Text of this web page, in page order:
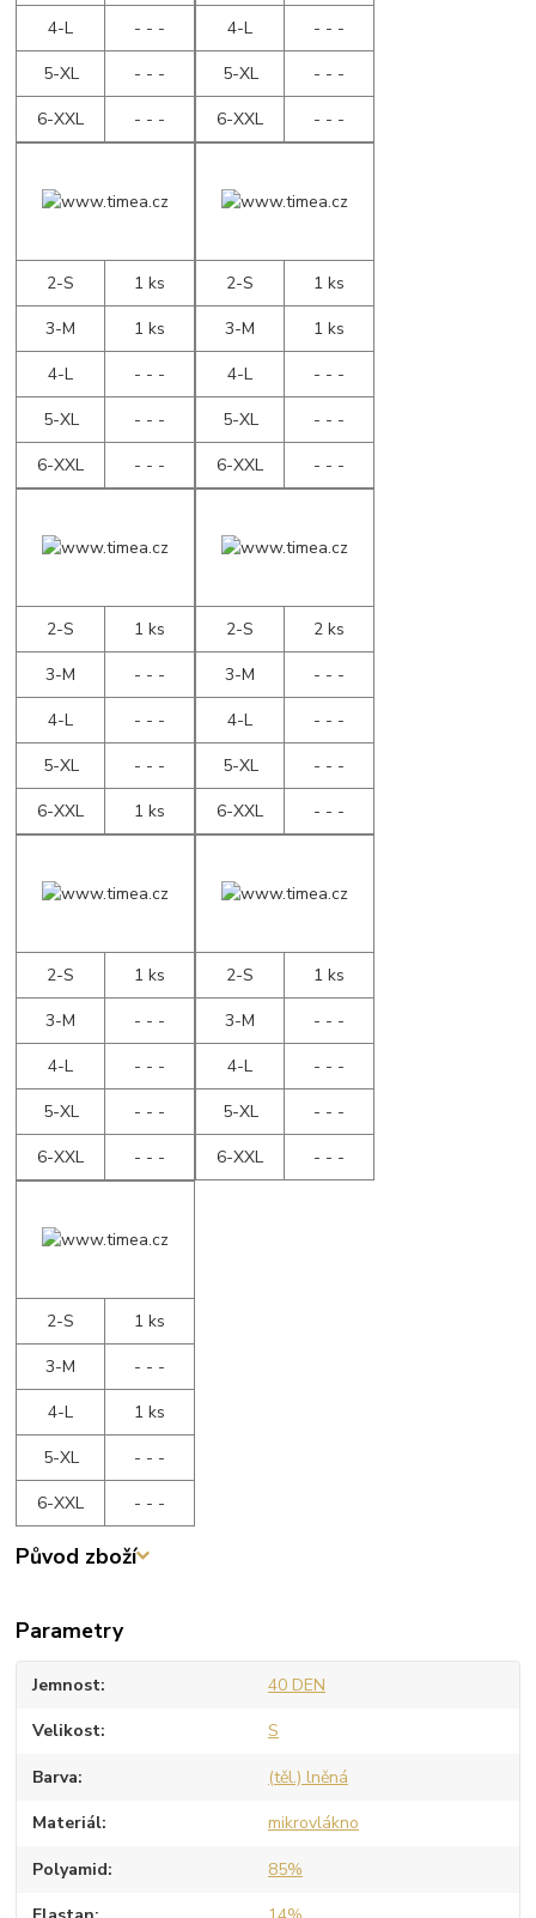
4-L
- - -
5-XL
- - -
6-XXL
- - -
4-L
- - -
5-XL
- - -
6-XXL
- - -
2-S
1 ks
3-M
1 ks
4-L
- - -
5-XL
- - -
6-XXL
- - -
2-S
1 ks
3-M
1 ks
4-L
- - -
5-XL
- - -
6-XXL
- - -
2-S
1 ks
3-M
- - -
4-L
- - -
5-XL
- - -
6-XXL
1 ks
2-S
2 ks
3-M
- - -
4-L
- - -
5-XL
- - -
6-XXL
- - -
2-S
1 ks
3-M
- - -
4-L
- - -
5-XL
- - -
6-XXL
- - -
2-S
1 ks
3-M
- - -
4-L
- - -
5-XL
- - -
6-XXL
- - -
2-S
1 ks
3-M
- - -
4-L
1 ks
5-XL
- - -
6-XXL
- - -
Původ zboží
Parametry
Jemnost 40 DEN
Velikost S
Barva (těl.) lněná
Materiál mikrovlákno
Polyamid 85%